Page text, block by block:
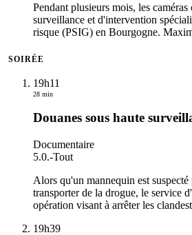
Pendant plusieurs mois, les
surveillance et d'intervention
risque (PSIG) en Bourgogne.
SOIRÉE
19h11
28 min
Douanes sous haute
Documentaire
5.0.-Tout
Alors qu'un mannequin est suspecté
transporter de la drogue, le service
opération visant à arrêter les
19h39